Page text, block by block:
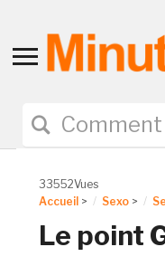
Toggle
navigation
33552Vues
Accueil > Sexo >
Le point